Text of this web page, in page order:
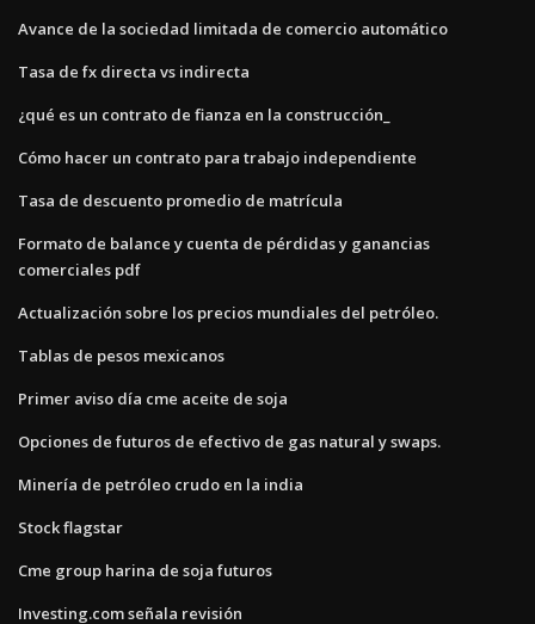
Avance de la sociedad limitada de comercio automático
Tasa de fx directa vs indirecta
¿qué es un contrato de fianza en la construcción_
Cómo hacer un contrato para trabajo independiente
Tasa de descuento promedio de matrícula
Formato de balance y cuenta de pérdidas y ganancias
comerciales pdf
Actualización sobre los precios mundiales del petróleo.
Tablas de pesos mexicanos
Primer aviso día cme aceite de soja
Opciones de futuros de efectivo de gas natural y swaps.
Minería de petróleo crudo en la india
Stock flagstar
Cme group harina de soja futuros
Investing.com señala revisión